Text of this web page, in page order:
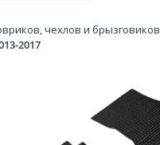
чехлов и брызговиков
2017